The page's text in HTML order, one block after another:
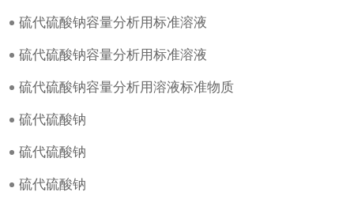
硫代硫酸钠容量分析用标准溶液
硫代硫酸钠容量分析用标准溶液
硫代硫酸钠容量分析用溶液标准物质
硫代硫酸钠
硫代硫酸钠
硫代硫酸钠